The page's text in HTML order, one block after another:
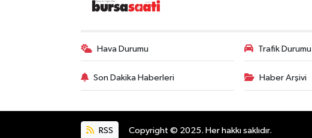
Hava Durumu Trafik Durumu
Son Dakika Haberleri Haber Arşivi
RSS Copyright © 2025. Her hakkı saklıdır.